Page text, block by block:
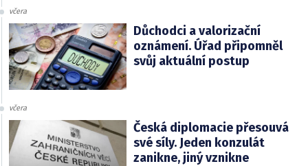
včera
Důchodci a valorizační
oznámení. Úřad připomněl
svůj aktuální postup
včera
Česká diplomacie přesouvá
své síly. Jeden konzulát
zanikne, jiný vznikne